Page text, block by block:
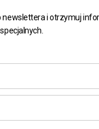
newslettera i otrzymuj